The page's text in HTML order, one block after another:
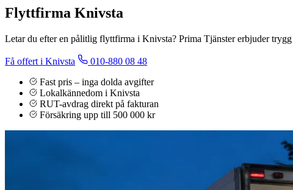
Flyttfirma Knivsta
Letar du efter en pålitlig flyttfirma i Knivsta? Prima Tjänster erbjuder
Få offert i Knivsta
010-880 08 48
Fast pris – inga dolda avgifter
Lokalkännedom i Knivsta
RUT-avdrag direkt på fakturan
Försäkring upp till 500 000 kr